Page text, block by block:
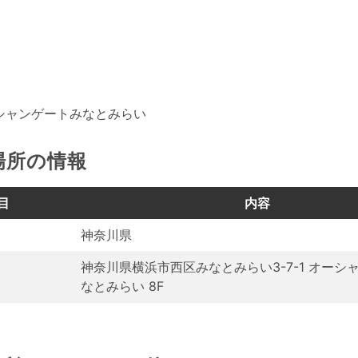
ャンゲートみなとみらい
の情報
内容
神奈川県
神奈川県横浜市西区みなとみらい3-7-1 オーシ
なとみらい 8F